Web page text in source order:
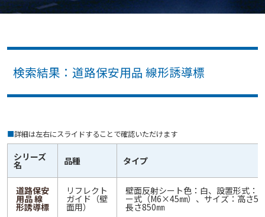
検索結果：道路保安用品 線形誘導標
■詳細は左右にスライドすることで確認いただけます
シリーズ
名 品種 タイプ
道路保安
用品 線
形誘導標
リフレクト
ガイド（壁
面用）
壁面反射シート色：白、設置形式：
ー式（M6×45㎜）、サイズ：高さ
長さ850㎜